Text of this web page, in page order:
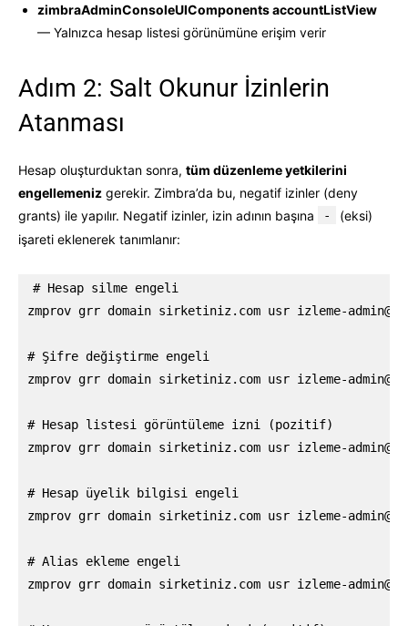
zimbraAdminConsoleUIComponents accountListView
— Yalnızca hesap listesi görünümüne erişim verir
Adım 2: Salt Okunur İzinlerin
Atanması
Hesap oluşturduktan sonra, tüm düzenleme yetkilerini
engellemeniz gerekir. Zimbra’da bu, negatif izinler (deny
grants) ile yapılır. Negatif izinler, izin adının başına
-
(eksi)
işareti eklenerek tanımlanır:
# Hesap silme engeli
zmprov grr domain sirketiniz.com usr izleme-
# Şifre değiştirme engeli
zmprov grr domain sirketiniz.com usr izleme-
# Hesap listesi görüntüleme izni (pozitif)
zmprov grr domain sirketiniz.com usr izleme-
# Hesap üyelik bilgisi engeli
zmprov grr domain sirketiniz.com usr izleme-
# Alias ekleme engeli
zmprov grr domain sirketiniz.com usr izleme-